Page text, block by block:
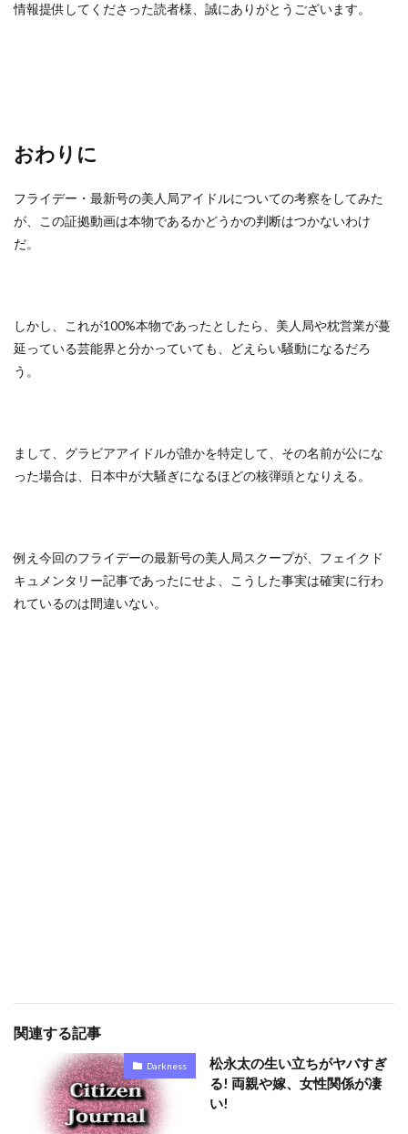
情報提供してくださった読者様、誠にありがとうございます。
おわりに
フライデー・最新号の美人局アイドルについての考察をしてみた
が、この証拠動画は本物であるかどうかの判断はつかないわけ
だ。
しかし、これが100%本物であったとしたら、美人局や枕営業が蔓
延っている芸能界と分かっていても、どえらい騒動になるだろ
う。
まして、グラビアアイドルが誰かを特定して、その名前が公にな
った場合は、日本中が大騒ぎになるほどの核弾頭となりえる。
例え今回のフライデーの最新号の美人局スクープが、フェイクド
キュメンタリー記事であったにせよ、こうした事実は確実に行わ
れているのは間違いない。
関連する記事
Darkness
松永太の生い立ちがヤバすぎ
る! 両親や嫁、女性関係が凄
い!